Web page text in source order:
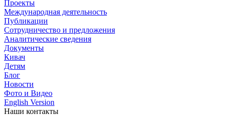
Проекты
Международная деятельность
Публикации
Сотрудничество и предложения
Аналитические сведения
Документы
Кивач
Детям
Блог
Новости
Фото и Видео
English Version
Наши контакты